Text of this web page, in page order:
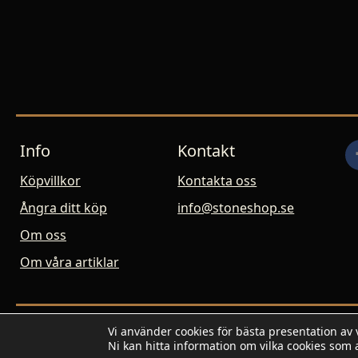
Info
Köpvillkor
Ångra ditt köp
Om oss
Om våra artiklar
Kontakt
Kontakta oss
info@stoneshop.se
© 2007-2026 Stoneshop.se / Geogalleriet - All rights
Vi använder cookies för bästa presentation av
Ni kan hitta information om vilka cookies